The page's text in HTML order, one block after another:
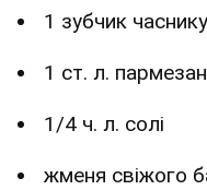
1 зубчик часнику
1 ст. л.
1/4 ч. л. солі
жменя свіжого